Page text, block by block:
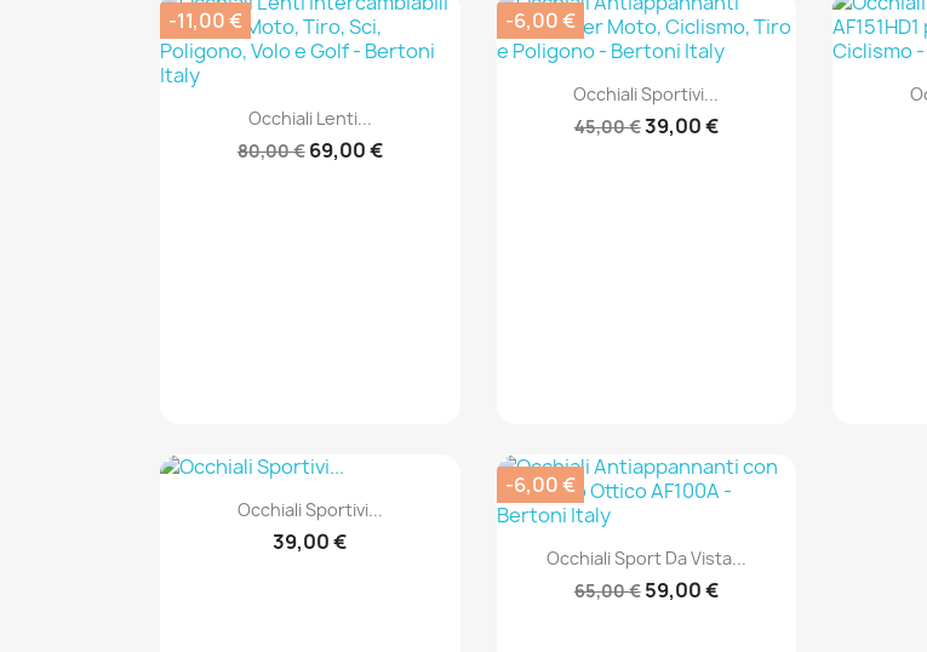
Anteprima
Occhiali Lenti...
80,00 € 69,00 €
-11,00 €
Anteprima
Occhiali Sportivi...
45,00 €39,00 €
-6,00 €
Anteprima
Occhiali Sportivi...
39,00 € Anteprima
Occhiali Sport Da Vista...
65,00 € 59,00 €
-6,00 €